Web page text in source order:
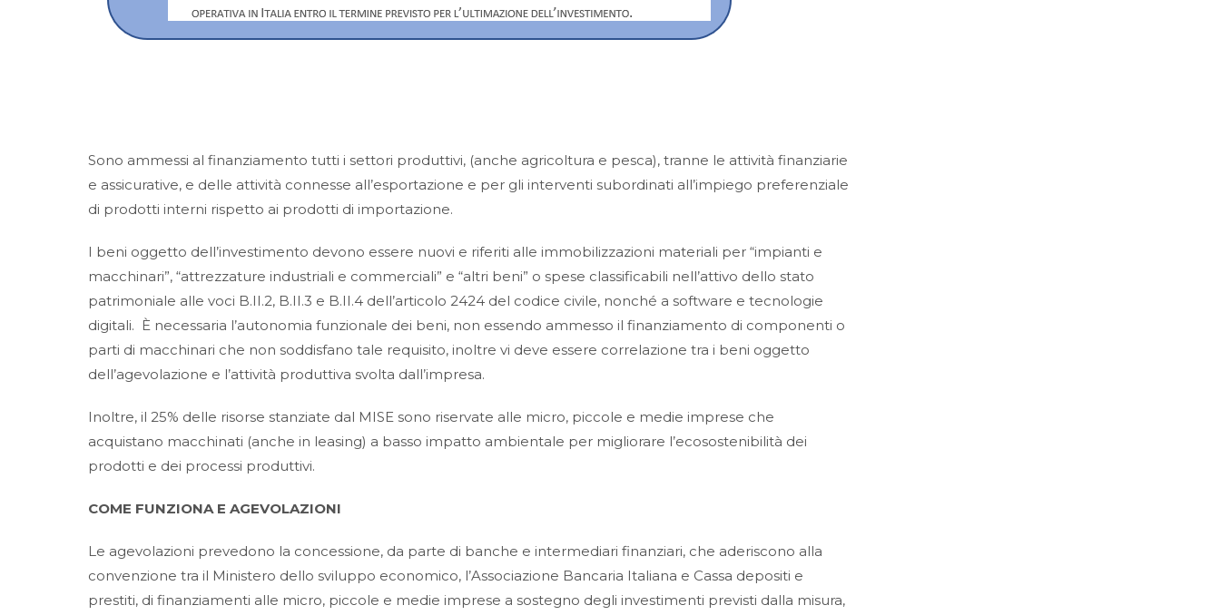
Sono ammessi al finanziamento tutti i settori produttivi, (anche agricoltura e pesca), tranne le attività finanziarie
e assicurative, e delle attività connesse all’esportazione e per gli interventi subordinati all’impiego preferenziale
di prodotti interni rispetto ai prodotti di importazione.
I beni oggetto dell’investimento devono essere nuovi e riferiti alle immobilizzazioni materiali per “impianti e
macchinari”, “attrezzature industriali e commerciali” e “altri beni” o spese classificabili nell’attivo dello stato
patrimoniale alle voci B.II.2, B.II.3 e B.II.4 dell’articolo 2424 del codice civile, nonché a software e tecnologie
digitali. È necessaria l’autonomia funzionale dei beni, non essendo ammesso il finanziamento di componenti o
parti di macchinari che non soddisfano tale requisito, inoltre vi deve essere correlazione tra i beni oggetto
dell’agevolazione e l’attività produttiva svolta dall’impresa.
Inoltre, il 25% delle risorse stanziate dal MISE sono riservate alle micro, piccole e medie imprese che
acquistano macchinati (anche in leasing) a basso impatto ambientale per migliorare l’ecosostenibilità dei
prodotti e dei processi produttivi.
COME FUNZIONA E AGEVOLAZIONI
Le agevolazioni prevedono la concessione, da parte di banche e intermediari finanziari, che aderiscono alla
convenzione tra il Ministero dello sviluppo economico, l’Associazione Bancaria Italiana e Cassa depositi e
prestiti, di finanziamenti alle micro, piccole e medie imprese a sostegno degli investimenti previsti dalla misura,